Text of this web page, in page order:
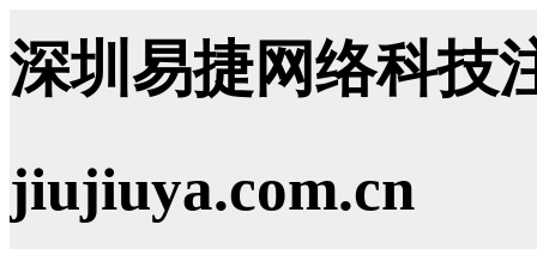
深圳易捷网络科技
jiujiuya.com.cn